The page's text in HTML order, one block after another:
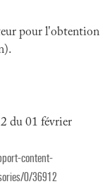
pour l'obtention
du 01 février
content-
0/36912